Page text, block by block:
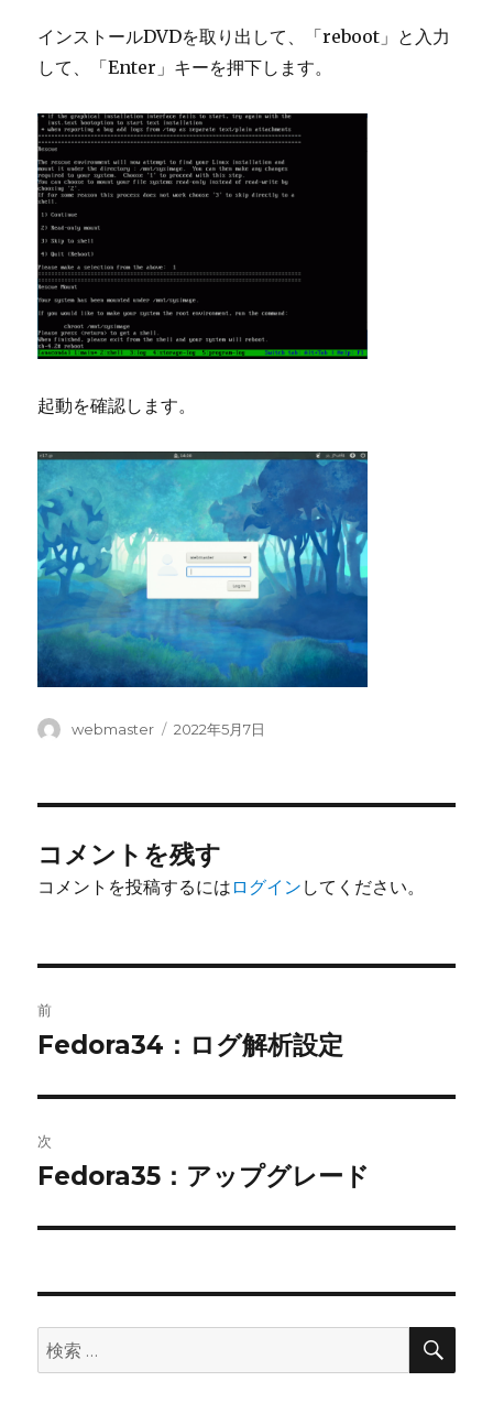
インストールDVDを取り出して、「reboot」と入力
して、「Enter」キーを押下します。
起動を確認します。
投
webmaster
投
2022年5月7日
コメントを残す
コメントを投稿するには ログイン してください。
稿
ビ
ゲ
ー
ン
前
前
投
稿:
Fedora34：ログ解析設定
次
次
投
Fedora35：アップグレード
検
索:
検